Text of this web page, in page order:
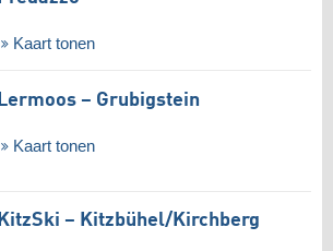
Kaart tonen
Lermoos – Grubigstein
Kaart tonen
KitzSki – Kitzbühel/​Kirchberg